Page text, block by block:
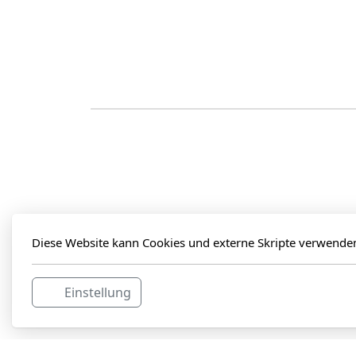
Diese Website kann Cookies und externe Skripte
Einstellung